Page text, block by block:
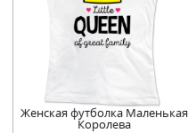
Женская футболка Маленькая
Королева